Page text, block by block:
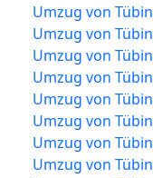
Umzug von
Umzug von
Umzug von
Umzug von
Umzug von
Umzug von
Umzug von
Umzug von